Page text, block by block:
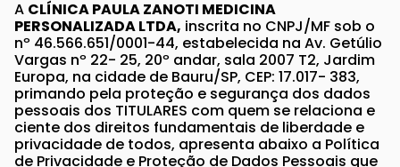
A CLÍNICA PAULA ZANOTI MEDICINA
PERSONALIZADA LTDA, inscrita no CNPJ/MF sob o
nº 46.566.651/0001-44, estabelecida na Av. Getúlio
Vargas nº 22- 25, 20º andar, sala 2007 T2, Jardim
Europa, na cidade de Bauru/SP, CEP: 17.017- 383,
primando pela proteção e segurança dos dados
pessoais dos TITULARES com quem se relaciona e
ciente dos direitos fundamentais de liberdade e
privacidade de todos, apresenta abaixo a Política
de Privacidade e Proteção de Dados Pessoais que